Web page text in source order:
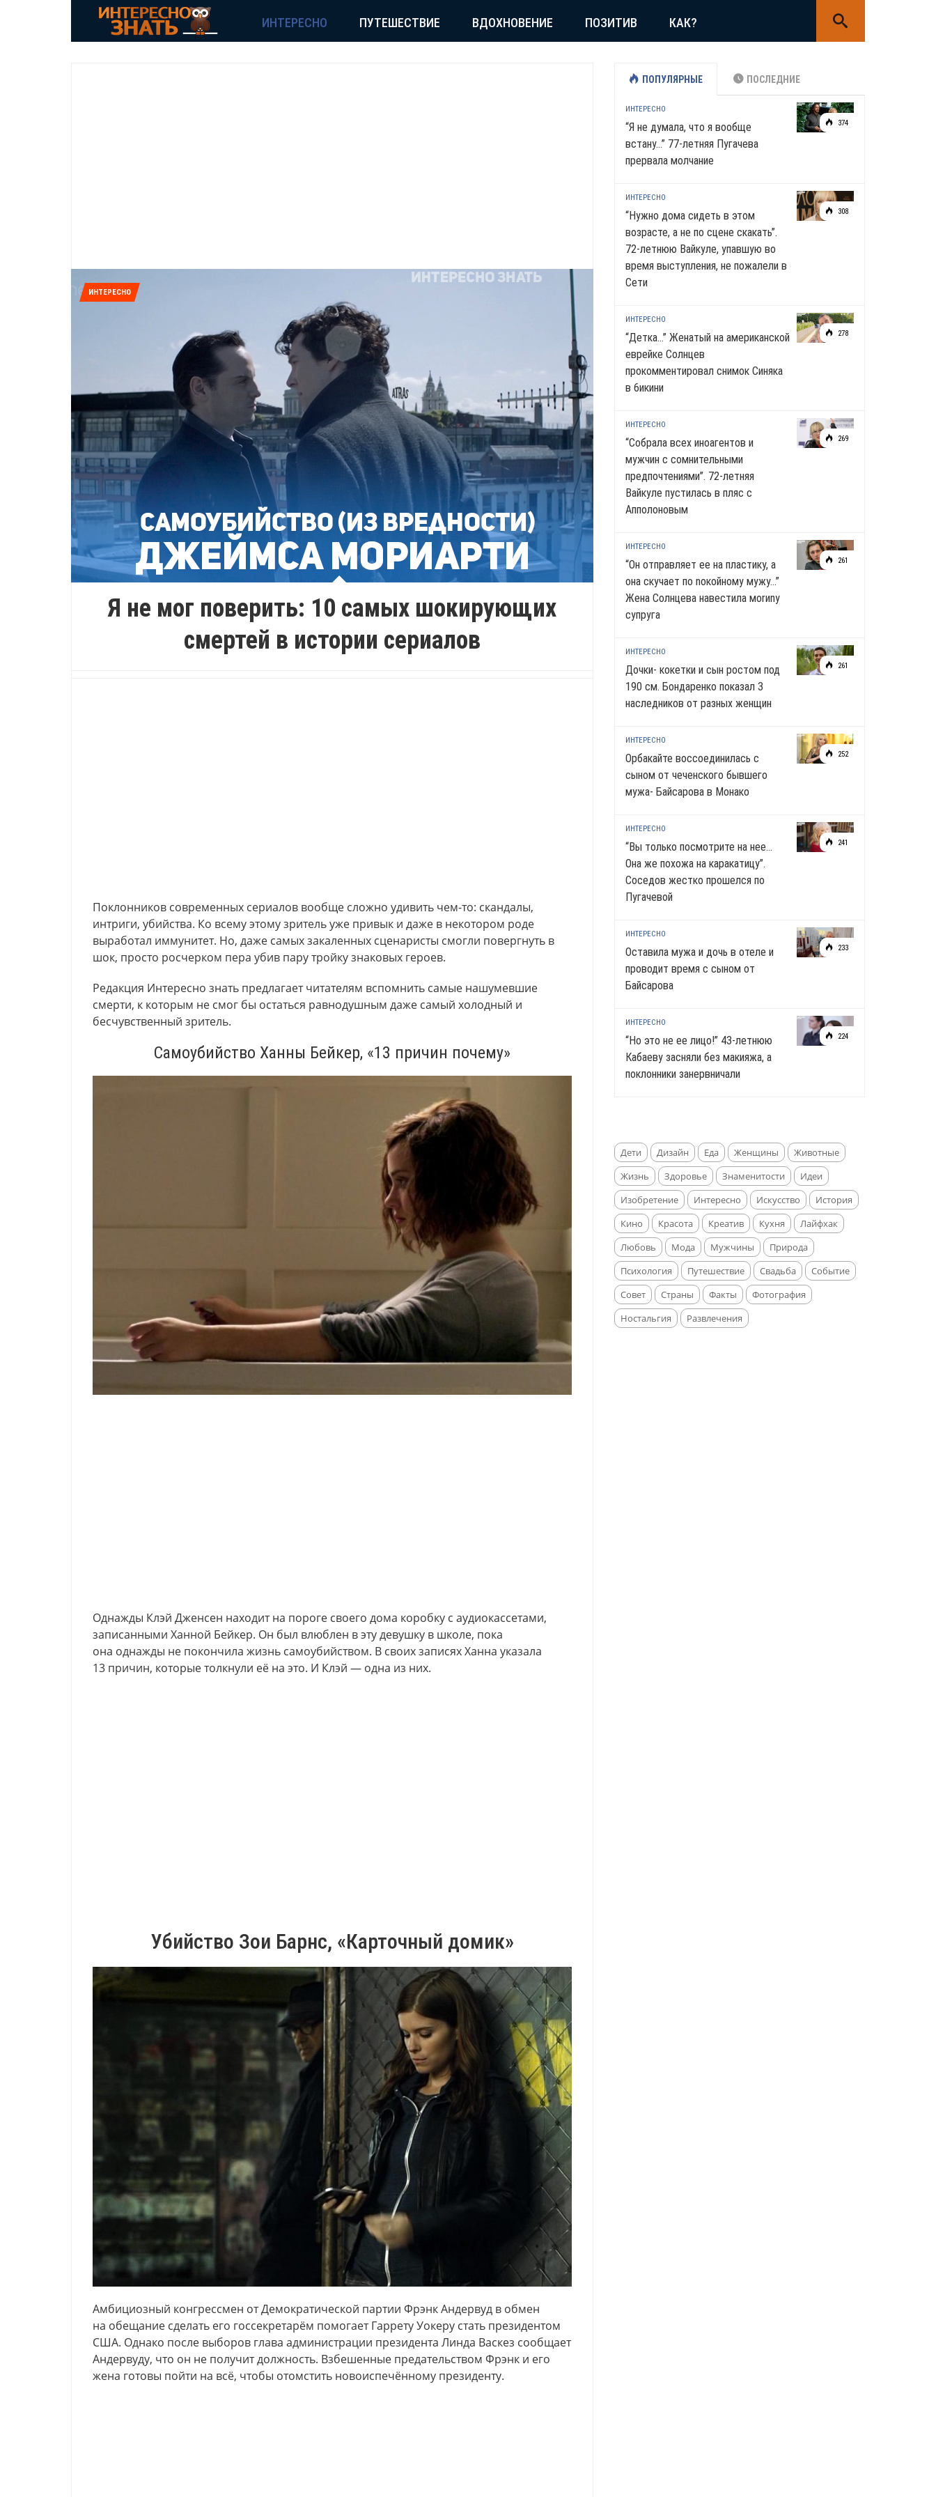
ИНТЕРЕСНО ПУТЕШЕСТВИЕ ВДОХНОВЕНИЕ ПОЗИТИВ КАК?
ИНТЕРЕСНО
Я не мог поверить: 10 самых шокирующих
смертей в истории сериалов
Поклонников современных сериалов вообще сложно удивить чем-то: скандалы,
интриги, убийства. Ко всему этому зритель уже привык и даже в некотором роде
выработал иммунитет. Но, даже самых закаленных сценаристы смогли повергнуть в
шок, просто росчерком пера убив пару тройку знаковых героев.
Редакция Интересно знать предлагает читателям вспомнить самые нашумевшие
смерти, к которым не смог бы остаться равнодушным даже самый холодный и
бесчувственный зритель.
Самоубийство Ханны Бейкер, «13 причин почему»
Однажды Клэй Дженсен находит на пороге своего дома коробку с аудиокассетами,
записанными Ханной Бейкер. Он был влюблен в эту девушку в школе, пока
она однажды не покончила жизнь самоубийством. В своих записях Ханна указала
13 причин, которые толкнули её на это. И Клэй — одна из них.
Убийство Зои Барнс, «Карточный домик»
Амбициозный конгрессмен от Демократической партии Фрэнк Андервуд в обмен
на обещание сделать его госсекретарём помогает Гаррету Уокеру стать президентом
США. Однако после выборов глава администрации президента Линда Васкез сообщает
Андервуду, что он не получит должность. Взбешенные предательством Фрэнк и его
жена готовы пойти на всё, чтобы отомстить новоиспечённому президенту.
ПОПУЛЯРНЫЕ ПОСЛЕДНИЕ
374
ИНТЕРЕСНО
“Я не думала, что я вообще
встану…” 77-летняя Пугачева
прервала молчание
308
ИНТЕРЕСНО
“Нужно дома сидеть в этом
возрасте, а не по сцене скакать”.
72-летнюю Вайкуле, упавшую во
время выступления, не пожалели в
Сети
278
ИНТЕРЕСНО
“Детка…” Женатый на американской
еврейке Солнцев
прокомментировал снимок Синяка
в 6икини
269
ИНТЕРЕСНО
“Собрала всех иноагентов и
мужчин с сомнительными
предпочтениями”. 72-летняя
Вайкуле пустилась в пляс с
Апполоновым
261
ИНТЕРЕСНО
“Он отправляет ее на пластику, а
она скучает по noкoйномy мужу…”
Жена Солнцева навестила моrиnу
супруга
261
ИНТЕРЕСНО
Дочки- кокетки и сын ростом под
190 см. Бондаренко показал 3
наследников от разных женщин
252
ИНТЕРЕСНО
Орбакайте воссоединилась с
сыном от чеченского бывшего
мужа- Байсарова в Монако
241
ИНТЕРЕСНО
“Вы только посмотрите на нее…
Она же похожа на каракатицу”.
Соседов жестко прошелся по
Пугачевой
233
ИНТЕРЕСНО
Оставила мужа и дочь в отеле и
проводит время с сыном от
Байсарова
224
ИНТЕРЕСНО
“Но это не ее лицо!” 43-летнюю
Кабаеву засняли без макияжа, а
поклонники занервничали
Дети Дизайн Еда Женщины
Животные
Жизнь
Здоровье Знаменитости
Идеи
Изобретение
Интересно Искусство
История
Кино
Красота Креатив Кухня
Лайфхак
Любовь
Мода Мужчины
Природа
Психология
Путешествие Свадьба
Событие
Совет
Страны Факты
Фотография
Ностальгия
Развлечения